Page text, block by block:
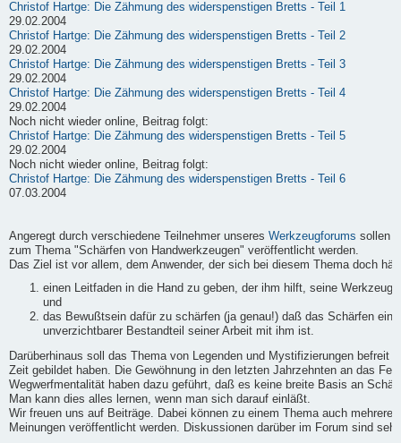
Christof Hartge: Die Zähmung des widerspenstigen Bretts - Teil 1
29.02.2004
Christof Hartge: Die Zähmung des widerspenstigen Bretts - Teil 2
29.02.2004
Christof Hartge: Die Zähmung des widerspenstigen Bretts - Teil 3
29.02.2004
Christof Hartge: Die Zähmung des widerspenstigen Bretts - Teil 4
29.02.2004
Noch nicht wieder online, Beitrag folgt:
Christof Hartge: Die Zähmung des widerspenstigen Bretts - Teil 5
29.02.2004
Noch nicht wieder online, Beitrag folgt:
Christof Hartge: Die Zähmung des widerspenstigen Bretts - Teil 6
07.03.2004
Angeregt durch verschiedene Teilnehmer unseres Werkzeugforums sollen
zum Thema "Schärfen von Handwerkzeugen" veröffentlicht werden.
Das Ziel ist vor allem, dem Anwender, der sich bei diesem Thema doch
einen Leitfaden in die Hand zu geben, der ihm hilft, seine
und
das Bewußtsein dafür zu schärfen (ja genau!) daß das Schärfen
unverzichtbarer Bestandteil seiner Arbeit mit ihm ist.
Darüberhinaus soll das Thema von Legenden und Mystifizierungen befreit
Zeit gebildet haben. Die Gewöhnung in den letzten Jahrzehnten an das
Wegwerfmentalität haben dazu geführt, daß es keine breite Basis an
Man kann dies alles lernen, wenn man sich darauf einläßt.
Wir freuen uns auf Beiträge. Dabei können zu einem Thema auch mehrere
Meinungen veröffentlicht werden. Diskussionen darüber im Forum sind